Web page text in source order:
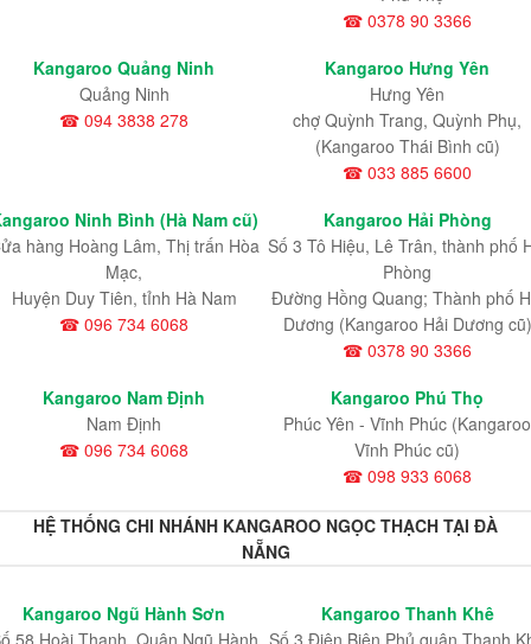
☎ 0378 90 3366
Kangaroo Quảng Ninh
Quảng Ninh
☎ 094 3838 278
Kangaroo Hưng Yên
Hưng Yên
chợ Quỳnh Trang, Quỳnh Phụ,
(Kangaroo Thái Bình cũ)
☎ 033 885 6600
Ninh Bình (Hà Nam cũ)
hàng Hoàng Lâm, Thị trấn Hòa
Mạc,
Huyện Duy Tiên, tỉnh Hà Nam
☎ 096 734 6068
Kangaroo Hải Phòng
Số 3 Tô Hiệu, Lê Trân, thành phố
Phòng
Đường Hồng Quang; Thành phố
Dương (Kangaroo Hải Dương cũ)
☎ 0378 90 3366
Kangaroo Nam Định
Nam Định
☎ 096 734 6068
Kangaroo Phú Thọ
Phúc Yên - Vĩnh Phúc (Kangaroo
Vĩnh Phúc cũ)
☎ 098 933 6068
HỆ THỐNG CHI NHÁNH KANGAROO NGỌC THẠCH TẠI ĐÀ
NẴNG
Kangaroo Ngũ Hành Sơn
Kangaroo Thanh Khê